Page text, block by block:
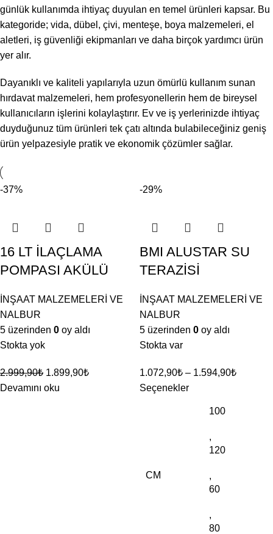
günlük kullanımda ihtiyaç duyulan en temel ürünleri kapsar. Bu
kategoride; vida, dübel, çivi, menteşe, boya malzemeleri, el
aletleri, iş güvenliği ekipmanları ve daha birçok yardımcı ürün
yer alır.
Dayanıklı ve kaliteli yapılarıyla uzun ömürlü kullanım sunan
hırdavat malzemeleri, hem profesyonellerin hem de bireysel
kullanıcıların işlerini kolaylaştırır. Ev ve iş yerlerinizde ihtiyaç
duyduğunuz tüm ürünleri tek çatı altında bulabileceğiniz geniş
ürün yelpazesiyle pratik ve ekonomik çözümler sağlar.
-37%
16 LT İLAÇLAMA
POMPASI AKÜLÜ
İNŞAAT MALZEMELERİ VE
NALBUR
5 üzerinden 0 oy aldı
Stokta yok
2.999,90₺ 1.899,90₺
Devamını oku
-29%
BMI ALUSTAR SU
TERAZİSİ
İNŞAAT MALZEMELERİ VE
NALBUR
5 üzerinden 0 oy aldı
Stokta var
1.072,90₺ – 1.594,90₺
Seçenekler
CM
100
,
120
,
60
,
80